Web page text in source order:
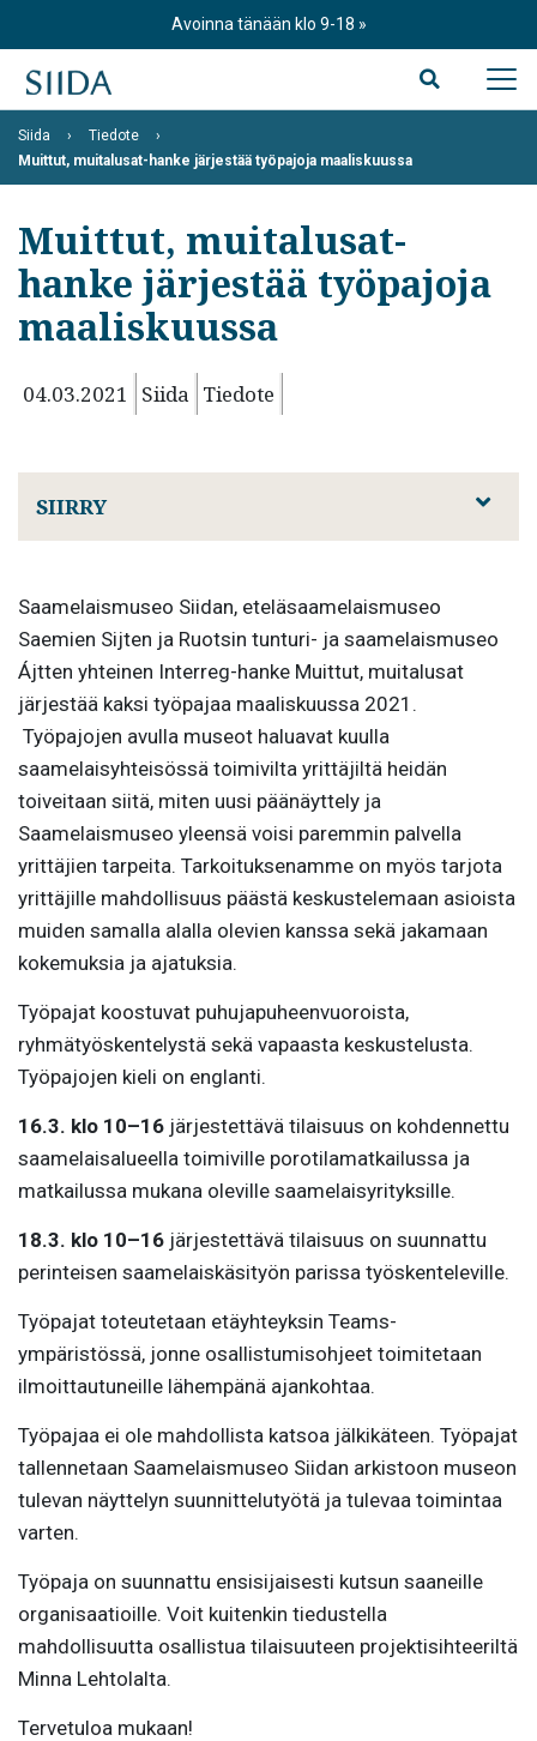
Avoinna tänään klo 9-18
Siida
Tiedote
Muittut, muitalusat-hanke järjestää työpajoja maaliskuussa
Muittut, muitalusat-
hanke järjestää työpajoja
maaliskuussa
04.03.2021 Siida Tiedote
SIIRRY
Saamelaismuseo Siidan, eteläsaamelaismuseo
Saemien Sijten ja Ruotsin tunturi- ja saamelaismuseo
Ájtten yhteinen Interreg-hanke Muittut, muitalusat
järjestää kaksi työpajaa maaliskuussa 2021.
Työpajojen avulla museot haluavat kuulla
saamelaisyhteisössä toimivilta yrittäjiltä heidän
toiveitaan siitä, miten uusi päänäyttely ja
Saamelaismuseo yleensä voisi paremmin palvella
yrittäjien tarpeita. Tarkoituksenamme on myös tarjota
yrittäjille mahdollisuus päästä keskustelemaan asioista
muiden samalla alalla olevien kanssa sekä jakamaan
kokemuksia ja ajatuksia.
Työpajat koostuvat puhujapuheenvuoroista,
ryhmätyöskentelystä sekä vapaasta keskustelusta.
Työpajojen kieli on englanti.
16.3. klo 10–16 järjestettävä tilaisuus on kohdennettu
saamelaisalueella toimiville porotilamatkailussa ja
matkailussa mukana oleville saamelaisyrityksille.
18.3. klo 10–16 järjestettävä tilaisuus on suunnattu
perinteisen saamelaiskäsityön parissa työskenteleville.
Työpajat toteutetaan etäyhteyksin Teams-
ympäristössä, jonne osallistumisohjeet toimitetaan
ilmoittautuneille lähempänä ajankohtaa.
Työpajaa ei ole mahdollista katsoa jälkikäteen. Työpajat
tallennetaan Saamelaismuseo Siidan arkistoon museon
tulevan näyttelyn suunnittelutyötä ja tulevaa toimintaa
varten.
Työpaja on suunnattu ensisijaisesti kutsun saaneille
organisaatioille. Voit kuitenkin tiedustella
mahdollisuutta osallistua tilaisuuteen projektisihteeriltä
Minna Lehtolalta.
Tervetuloa mukaan!